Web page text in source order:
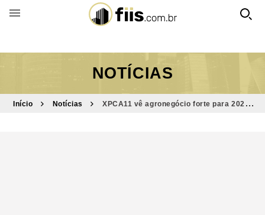
BUSCAR POR FUNDO
NOTÍCIAS
Início Notícias
XPCA11 vê agronegócio forte para 2023;